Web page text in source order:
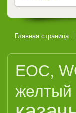
Главная страница
EOC,
желтый